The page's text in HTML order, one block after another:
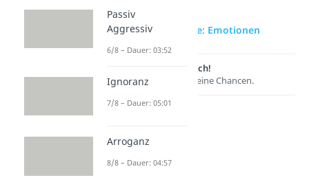
zur Videoseite: Emotionen
Lernen lohnt sich!
Entdecke hier deine Chancen.
Passiv
Aggressiv
6/8 – Dauer: 03:52
Ignoranz
7/8 – Dauer: 05:01
Arroganz
8/8 – Dauer: 04:57